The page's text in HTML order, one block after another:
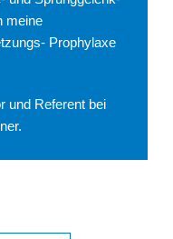
meine
Prophylaxe
und Referent bei